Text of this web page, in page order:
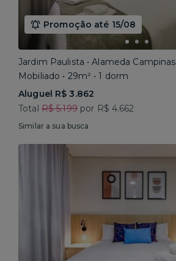
Promoção até 15/08
Jardim Paulista • Alameda Campinas
Mobiliado • 29m² • 1 dorm
Aluguel R$ 3.862
Total R$ 5.199por R$ 4.662
Similar a sua busca